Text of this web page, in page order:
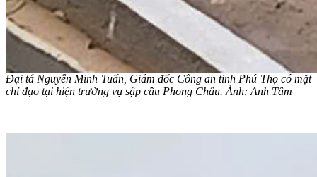
Đại tá Nguyễn Minh Tuấn, Giám đốc Công an tỉnh Phú Thọ có mặt
chỉ đạo tại hiện trường vụ sập cầu Phong Châu. Ảnh: Anh Tâm